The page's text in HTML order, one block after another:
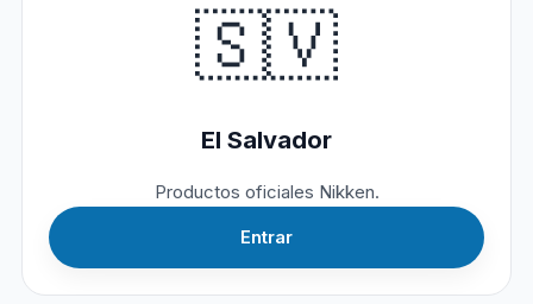
🇸🇻
El Salvador
Productos oficiales Nikken.
Entrar